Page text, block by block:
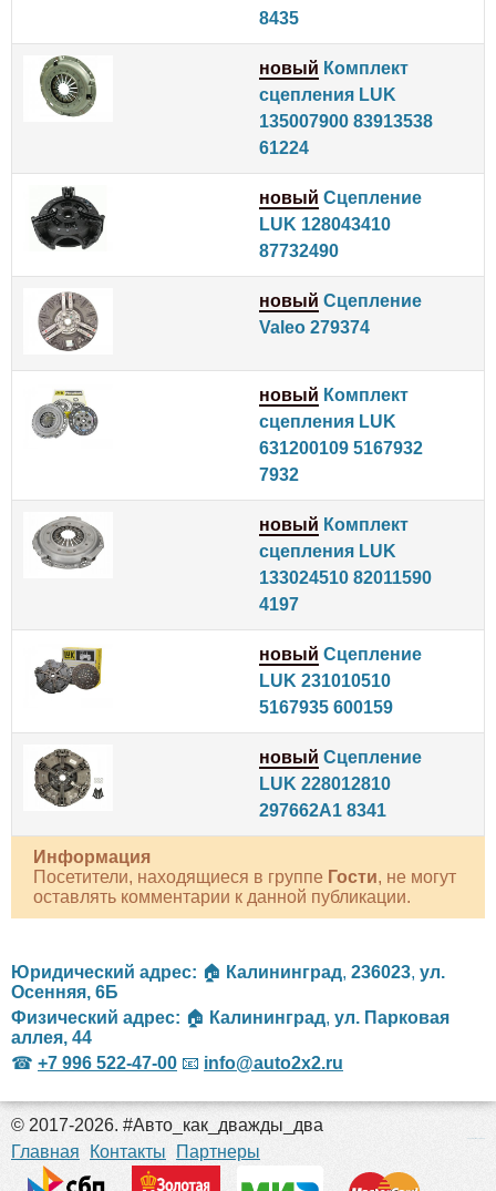
8435
новый Комплект
сцепления LUK
135007900 83913538
61224
новый Сцепление
LUK 128043410
87732490
новый Сцепление
Valeo 279374
новый Комплект
сцепления LUK
631200109 5167932
7932
новый Комплект
сцепления LUK
133024510 82011590
4197
новый Сцепление
LUK 231010510
5167935 600159
новый Сцепление
LUK 228012810
297662A1 8341
Информация
Посетители, находящиеся в группе Гости, не могут
оставлять комментарии к данной публикации.
Юридический адрес: 🏠 Калининград, 236023, ул.
Осенняя, 6Б
Физический адрес: 🏠 Калининград, ул. Парковая
аллея, 44
☎ +7 996 522-47-00 📧 info@auto2x2.ru
© 2017-2026. #Авто_как_дважды_два
Главная
Контакты Партнеры